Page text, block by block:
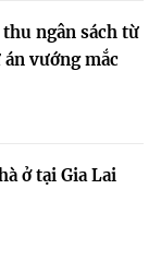
ngân sách từ
vướng mắc
ở tại Gia Lai